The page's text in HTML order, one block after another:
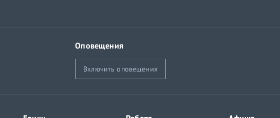
Оповещения
Включить оповещения